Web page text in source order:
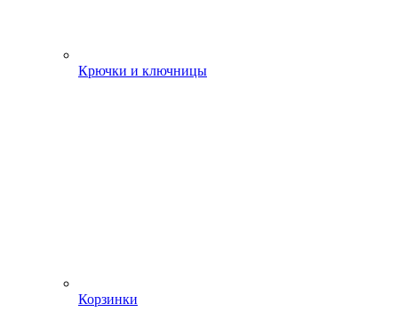
Крючки и ключницы
Корзинки